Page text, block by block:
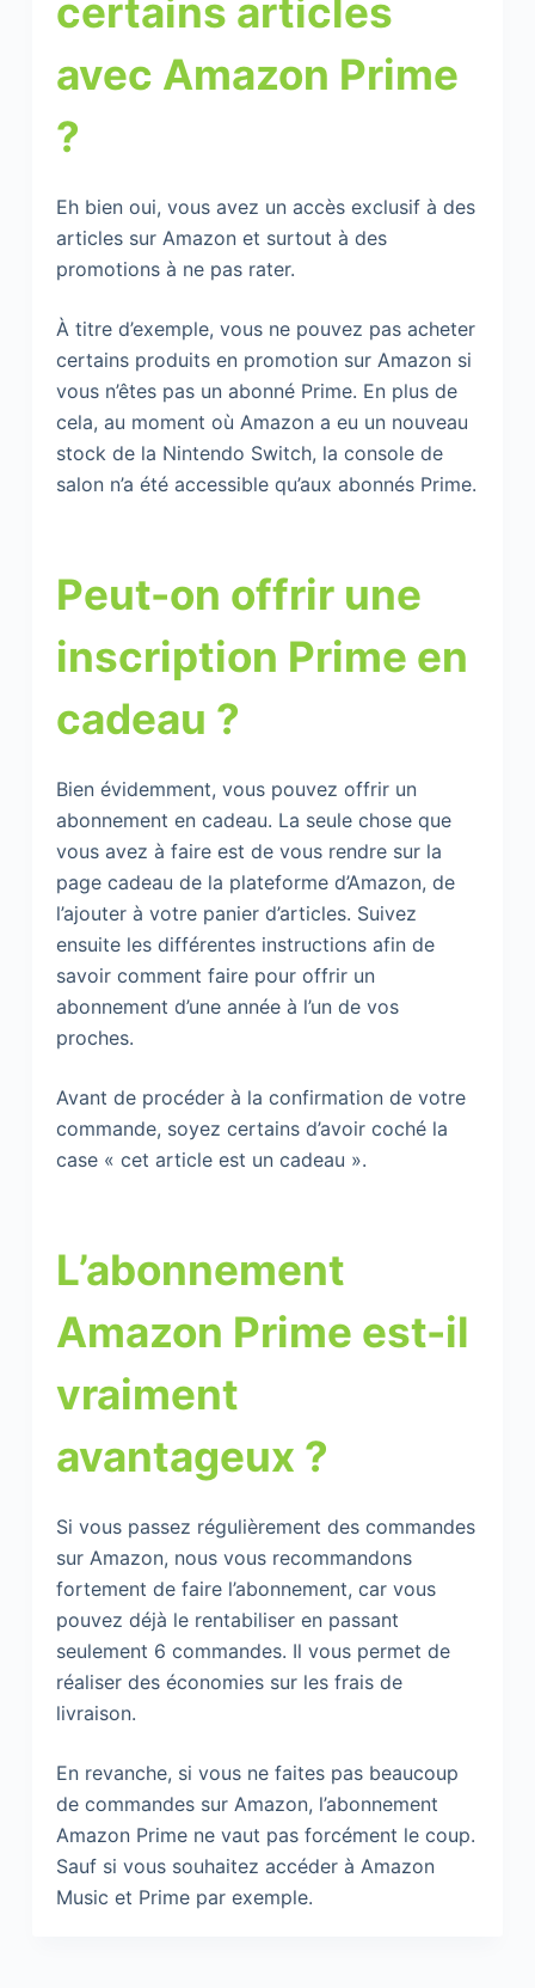
certains articles
avec Amazon Prime
?
Eh bien oui, vous avez un accès exclusif à des
articles sur Amazon et surtout à des
promotions à ne pas rater.
À titre d’exemple, vous ne pouvez pas acheter
certains produits en promotion sur Amazon si
vous n’êtes pas un abonné Prime. En plus de
cela, au moment où Amazon a eu un nouveau
stock de la Nintendo Switch, la console de
salon n’a été accessible qu’aux abonnés Prime.
Peut-on offrir une
inscription Prime en
cadeau ?
Bien évidemment, vous pouvez offrir un
abonnement en cadeau. La seule chose que
vous avez à faire est de vous rendre sur la
page cadeau de la plateforme d’Amazon, de
l’ajouter à votre panier d’articles. Suivez
ensuite les différentes instructions afin de
savoir comment faire pour offrir un
abonnement d’une année à l’un de vos
proches.
Avant de procéder à la confirmation de votre
commande, soyez certains d’avoir coché la
case « cet article est un cadeau ».
L’abonnement
Amazon Prime est-il
vraiment
avantageux ?
Si vous passez régulièrement des commandes
sur Amazon, nous vous recommandons
fortement de faire l’abonnement, car vous
pouvez déjà le rentabiliser en passant
seulement 6 commandes. Il vous permet de
réaliser des économies sur les frais de
livraison.
En revanche, si vous ne faites pas beaucoup
de commandes sur Amazon, l’abonnement
Amazon Prime ne vaut pas forcément le coup.
Sauf si vous souhaitez accéder à Amazon
Music et Prime par exemple.